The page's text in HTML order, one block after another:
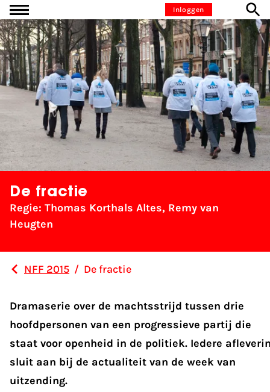
Ga naar inhoudInloggen
De fractie
Regie: Thomas Korthals Altes, Remy van
Heugten
NFF 2015 / De fractie
Dramaserie over de machtsstrijd tussen drie
hoofdpersonen van een progressieve partij die
staat voor openheid in de politiek. Iedere
sluit aan bij de actualiteit van de week van
uitzending.